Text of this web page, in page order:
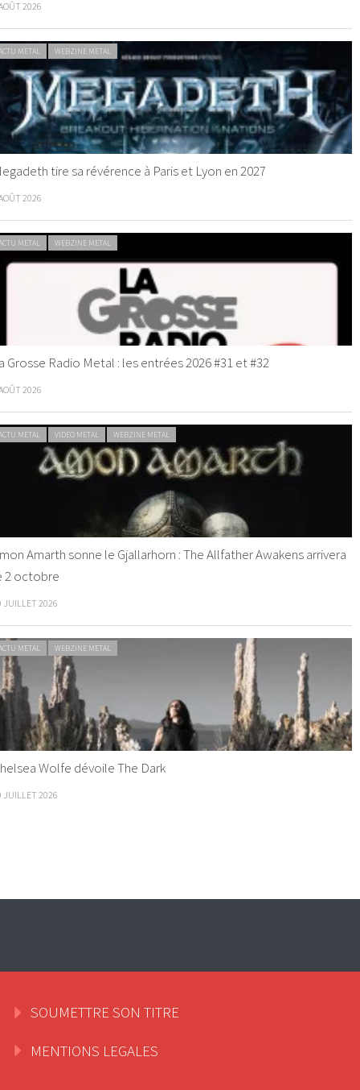
2026
METAL WEBZINE METAL
tire sa révérence à Paris et Lyon en 2027
2026
METAL WEBZINE METAL
Grosse Radio Metal : les entrées 2026 #31 et #32
2026
METAL VIDEO METAL WEBZINE METAL
Amarth sonne le Gjallarhorn : The Allfather Awakens arrivera
2 octobre
JUILLET 2026
METAL WEBZINE METAL
Wolfe dévoile The Dark
JUILLET 2026
SOUMETTRE SON TITRE
MENTIONS LEGALES